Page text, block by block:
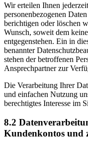
Wir erteilen Ihnen
personenbezogenen
berichtigen oder löschen
Wunsch, soweit dem
entgegenstehen. Ein in
benannter
stehen der betroffenen
Ansprechpartner zur
Die Verarbeitung Ihrer
und einfachen Nutzung
berechtigtes Interesse im
8.2
Kundenkontos und